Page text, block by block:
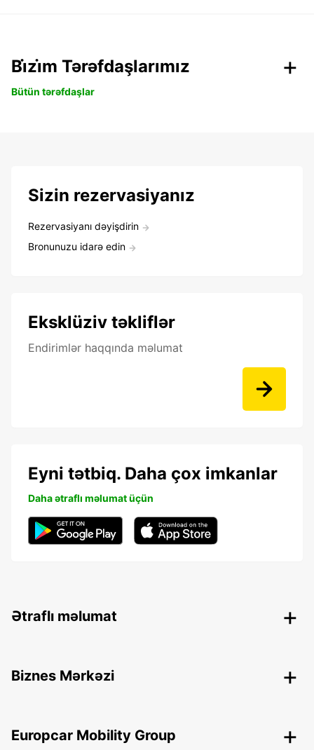
Bi̇zi̇m Tərəfdaşlarımız
Bütün tərəfdaşlar
Sizin rezervasiyanız
Rezervasiyanı dəyişdirin
Bronunuzu idarə edin
Eksklüziv təkliflər
Endirimlər haqqında məlumat
Eyni tətbiq. Daha çox imkanlar
Daha ətraflı məlumat üçün
Ətraflı məlumat
Biznes Mərkəzi
Europcar Mobility Group